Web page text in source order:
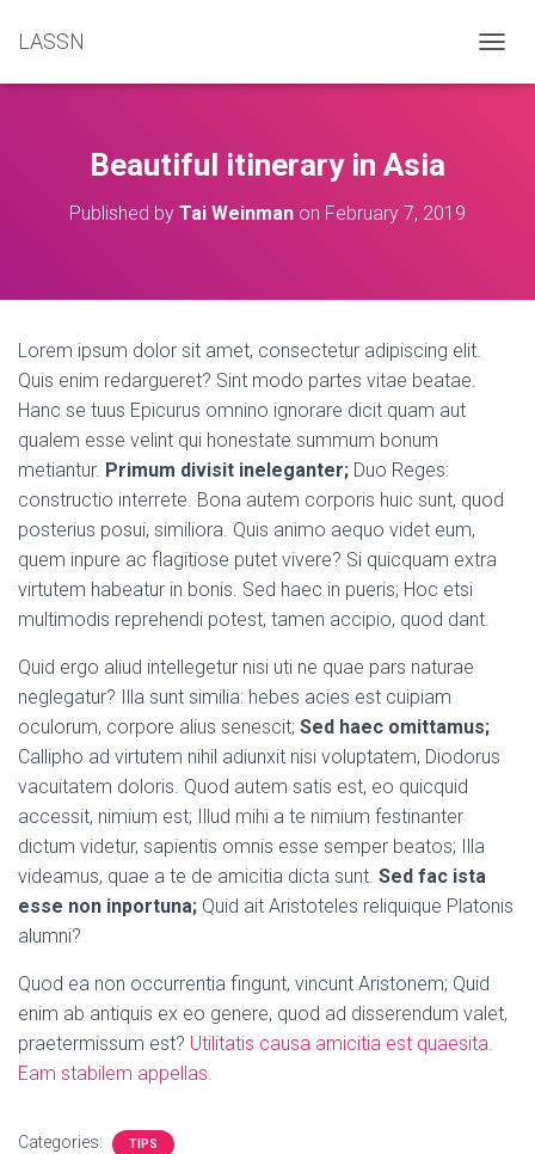
LASSN
O
Beautiful itinerary in Asia
Published by Tai Weinman on February 7, 2019
Lorem ipsum dolor sit amet, consectetur adipiscing elit.
Quis enim redargueret? Sint modo partes vitae beatae.
Hanc se tuus Epicurus omnino ignorare dicit quam aut
qualem esse velint qui honestate summum bonum
metiantur. Primum divisit ineleganter; Duo Reges:
constructio interrete. Bona autem corporis huic sunt, quod
posterius posui, similiora. Quis animo aequo videt eum,
quem inpure ac flagitiose putet vivere? Si quicquam extra
virtutem habeatur in bonis. Sed haec in pueris; Hoc etsi
multimodis reprehendi potest, tamen accipio, quod dant.
Quid ergo aliud intellegetur nisi uti ne quae pars naturae
neglegatur? Illa sunt similia: hebes acies est cuipiam
oculorum, corpore alius senescit; Sed haec omittamus;
Callipho ad virtutem nihil adiunxit nisi voluptatem, Diodorus
vacuitatem doloris. Quod autem satis est, eo quicquid
accessit, nimium est; Illud mihi a te nimium festinanter
dictum videtur, sapientis omnis esse semper beatos; Illa
videamus, quae a te de amicitia dicta sunt. Sed fac ista
esse non inportuna; Quid ait Aristoteles reliquique Platonis
alumni?
Quod ea non occurrentia fingunt, vincunt Aristonem; Quid
enim ab antiquis ex eo genere, quod ad disserendum valet,
praetermissum est? Utilitatis causa amicitia est quaesita.
Eam stabilem appellas.
Categories: TIPS